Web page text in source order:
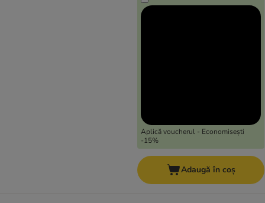
Aplică voucherul - Economisești
-15%
Adaugă în coș